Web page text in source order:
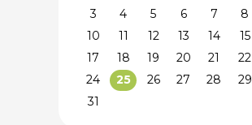
3
4 5 6 7 8
10
11 12 13 14 15
17
18 19 20 21 22
24
25 26 27 28 29
31